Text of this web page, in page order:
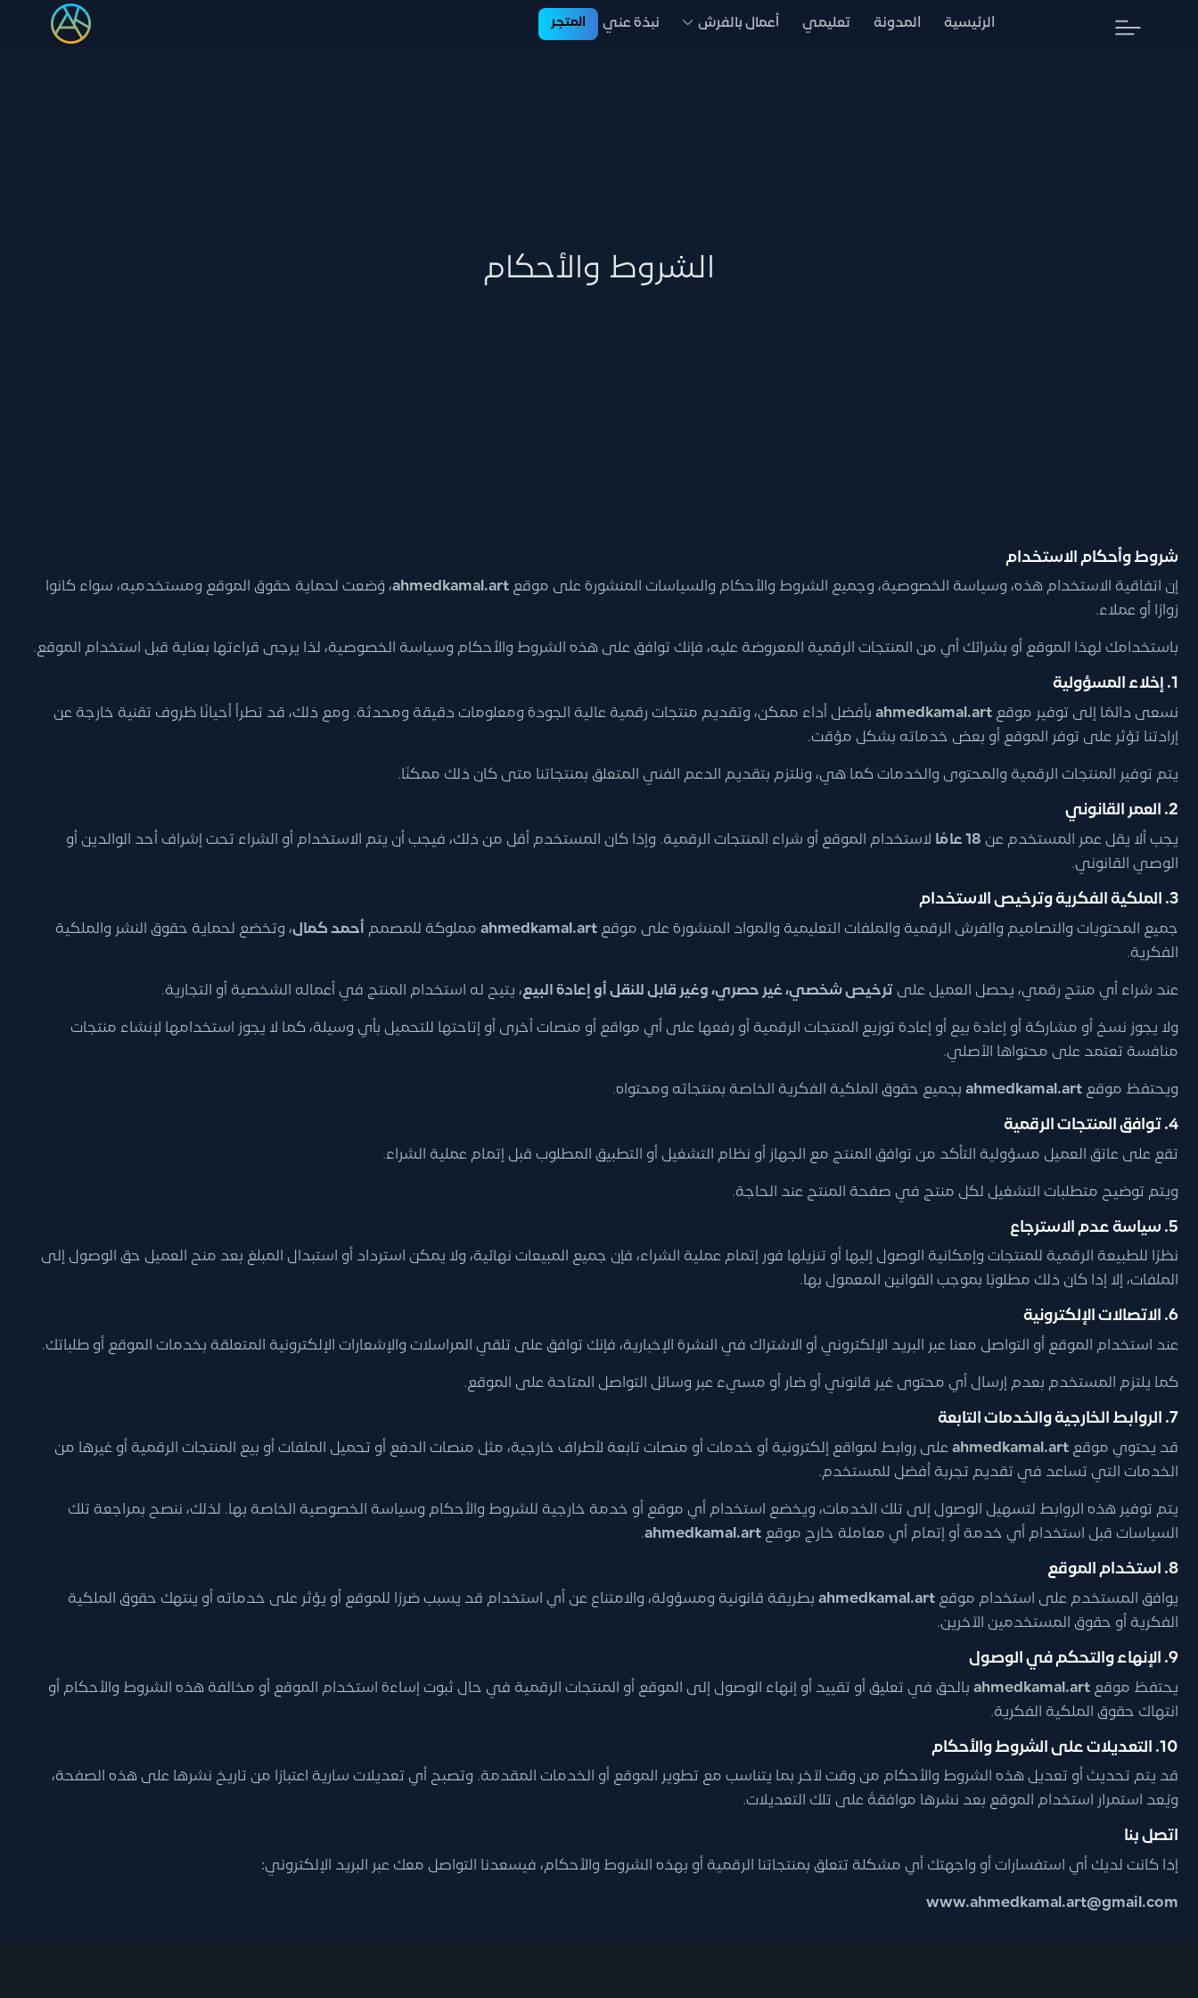
الرئيسية المدونة تعليمي أعمال بالفرش نبذة عني المتجر
الشروط والأحكام
شروط وأحكام الاستخدام
إن اتفاقية الاستخدام هذه، وسياسة الخصوصية، وجميع الشروط والأحكام والسياسات المنشورة على موقع ahmedkamal.art، وُضعت لحماية حقوق الموقع ومستخدميه، سواء كانوا
زوارًا أو عملاء.
باستخدامك لهذا الموقع أو بشرائك أي من المنتجات الرقمية المعروضة عليه، فإنك توافق على هذه الشروط والأحكام وسياسة الخصوصية، لذا يرجى قراءتها بعناية قبل استخدام الموقع.
1. إخلاء المسؤولية
نسعى دائمًا إلى توفير موقع ahmedkamal.art بأفضل أداء ممكن، وتقديم منتجات رقمية عالية الجودة ومعلومات دقيقة ومحدثة. ومع ذلك، قد تطرأ أحيانًا ظروف تقنية خارجة عن
إرادتنا تؤثر على توفر الموقع أو بعض خدماته بشكل مؤقت.
يتم توفير المنتجات الرقمية والمحتوى والخدمات كما هي، ونلتزم بتقديم الدعم الفني المتعلق بمنتجاتنا متى كان ذلك ممكنًا.
2. العمر القانوني
يجب ألا يقل عمر المستخدم عن 18 عامًا
لاستخدام الموقع أو شراء المنتجات الرقمية. وإذا كان المستخدم أقل من ذلك، فيجب أن يتم الاستخدام أو الشراء تحت إشراف أحد الوالدين أو
الوصي القانوني.
3. الملكية الفكرية وترخيص الاستخدام
جميع المحتويات والتصاميم والفرش الرقمية والملفات التعليمية والمواد المنشورة على موقع ahmedkamal.art مملوكة للمصمم أحمد كمال، وتخضع لحماية حقوق النشر والملكية
الفكرية.
عند شراء أي منتج رقمي، يحصل العميل على ترخيص شخصي، غير حصري، وغير قابل للنقل أو إعادة البيع، يتيح له استخدام المنتج في أعماله الشخصية أو التجارية.
ولا يجوز نسخ أو مشاركة أو إعادة بيع أو إعادة توزيع المنتجات الرقمية أو رفعها على أي مواقع أو منصات أخرى أو إتاحتها للتحميل بأي وسيلة، كما لا يجوز استخدامها لإنشاء منتجات
منافسة تعتمد على محتواها الأصلي.
ويحتفظ موقع ahmedkamal.art بجميع حقوق الملكية الفكرية الخاصة بمنتجاته ومحتواه.
4. توافق المنتجات الرقمية
تقع على عاتق العميل مسؤولية التأكد من توافق المنتج مع الجهاز أو نظام التشغيل أو التطبيق المطلوب قبل إتمام عملية الشراء.
ويتم توضيح متطلبات التشغيل لكل منتج في صفحة المنتج عند الحاجة.
5. سياسة عدم الاسترجاع
نظرًا للطبيعة الرقمية للمنتجات وإمكانية الوصول إليها أو تنزيلها فور إتمام عملية الشراء، فإن جميع المبيعات نهائية، ولا يمكن استرداد أو استبدال المبلغ بعد منح العميل حق الوصول إلى
الملفات، إلا إذا كان ذلك مطلوبًا بموجب القوانين المعمول بها.
6. الاتصالات الإلكترونية
عند استخدام الموقع أو التواصل معنا عبر البريد الإلكتروني أو الاشتراك في النشرة الإخبارية، فإنك توافق على تلقي المراسلات والإشعارات الإلكترونية المتعلقة بخدمات الموقع أو طلباتك.
كما يلتزم المستخدم بعدم إرسال أي محتوى غير قانوني أو ضار أو مسيء عبر وسائل التواصل المتاحة على الموقع.
7. الروابط الخارجية والخدمات التابعة
قد يحتوي موقع ahmedkamal.art على روابط لمواقع إلكترونية أو خدمات أو منصات تابعة لأطراف خارجية، مثل منصات الدفع أو تحميل الملفات أو بيع المنتجات الرقمية أو غيرها من
الخدمات التي تساعد في تقديم تجربة أفضل للمستخدم.
يتم توفير هذه الروابط لتسهيل الوصول إلى تلك الخدمات، ويخضع استخدام أي موقع أو خدمة خارجية للشروط والأحكام وسياسة الخصوصية الخاصة بها. لذلك، ننصح بمراجعة تلك
السياسات قبل استخدام أي خدمة أو إتمام أي معاملة خارج موقع ahmedkamal.art
.
8. استخدام الموقع
يوافق المستخدم على استخدام موقع ahmedkamal.art بطريقة قانونية ومسؤولة، والامتناع عن أي استخدام قد يسبب ضررًا للموقع أو يؤثر على خدماته أو ينتهك حقوق الملكية
الفكرية أو حقوق المستخدمين الآخرين.
9. الإنهاء والتحكم في الوصول
يحتفظ موقع ahmedkamal.art بالحق في تعليق أو تقييد أو إنهاء الوصول إلى الموقع أو المنتجات الرقمية في حال ثبوت إساءة استخدام الموقع أو مخالفة هذه الشروط والأحكام أو
انتهاك حقوق الملكية الفكرية.
10. التعديلات على الشروط والأحكام
قد يتم تحديث أو تعديل هذه الشروط والأحكام من وقت لآخر بما يتناسب مع تطوير الموقع أو الخدمات المقدمة. وتصبح أي تعديلات سارية اعتبارًا من تاريخ نشرها على هذه الصفحة،
ويُعد استمرار استخدام الموقع بعد نشرها موافقةً على تلك التعديلات.
اتصل بنا
إذا كانت لديك أي استفسارات أو واجهتك أي مشكلة تتعلق بمنتجاتنا الرقمية أو بهذه الشروط والأحكام، فيسعدنا التواصل معك عبر البريد الإلكتروني:
www.ahmedkamal.art@gmail.com